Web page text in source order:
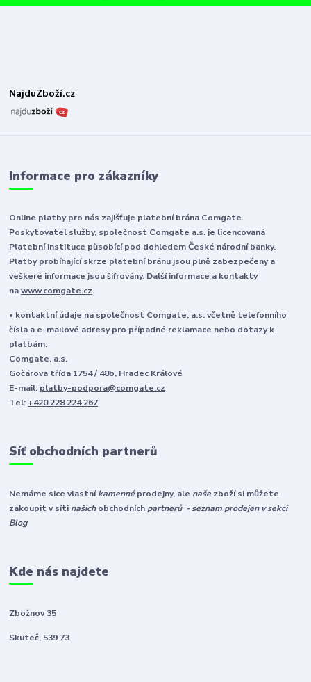
NajduZboží.cz
Informace pro zákazníky
Online platby pro nás zajišťuje platební brána Comgate.
Poskytovatel služby, společnost Comgate a.s. je licencovaná
Platební instituce působící pod dohledem České národní banky.
Platby probíhající skrze platební bránu jsou plně zabezpečeny a
veškeré informace jsou šifrovány. Další informace a kontakty
nawww.comgate.cz.
• kontaktní údaje na společnost Comgate, a.s. včetně telefonního
čísla a e-mailové adresy pro případné reklamace nebo dotazy k
platbám:
Comgate, a.s.
Gočárova třída 1754 / 48b, Hradec Králové
E-mail: platby-podpora@comgate.cz
Tel: +420 228 224 267
Síť obchodních partnerů
Nemáme sice vlastníkamennéprodejny, ale naše zboží si můžete
zakoupit v síti našichobchodních partnerů - seznam prodejen v sekci
Blog
Kde nás najdete
Zbožnov 35
Skuteč, 539 73